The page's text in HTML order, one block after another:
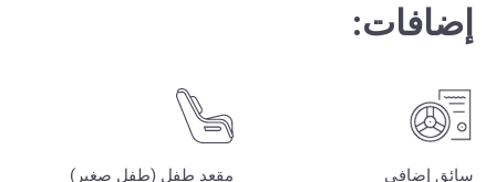
إضافات:
سائق إضافي مقعد طفل (طفل صغير)